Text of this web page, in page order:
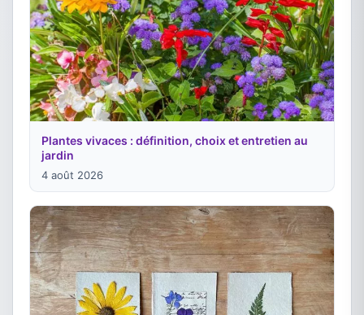
Plantes vivaces : définition, choix et entretien au
jardin
4 août 2026